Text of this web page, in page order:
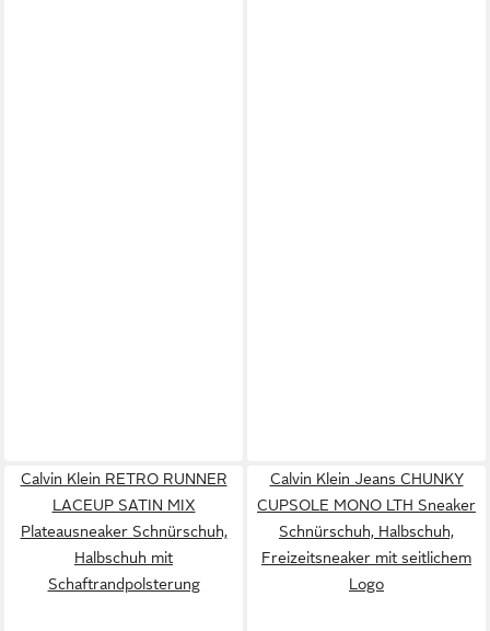
Calvin Klein RETRO RUNNER
LACEUP SATIN MIX
Plateausneaker Schnürschuh,
Halbschuh mit
Schaftrandpolsterung
Calvin Klein Jeans CHUNKY
CUPSOLE MONO LTH Sneaker
Schnürschuh, Halbschuh,
Freizeitsneaker mit seitlichem
Logo